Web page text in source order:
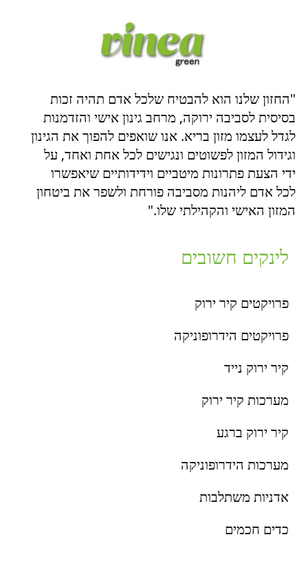
"החזון שלנו הוא להבטיח שלכל אדם תהיה זכות
בסיסית לסביבה ירוקה, מרחב גינון אישי והזדמנות
לגדל לעצמו מזון בריא. אנו שואפים להפוך את הגינון
וגידול המזון לפשוטים ונגישים לכל אחת ואחד, על
ידי הצעת פתרונות מיטביים וידידותיים שיאפשרו
לכל אדם ליהנות מסביבה פורחת ולשפר את ביטחון
המזון האישי והקהילתי שלו."
לינקים חשובים
פרויקטים קיר ירוק
פרויקטים הידרופוניקה
קיר ירוק נייד
מערכות קיר ירוק
קיר ירוק ברגע
מערכות הידרופוניקה
אדניות משתלבות
כדים חכמים